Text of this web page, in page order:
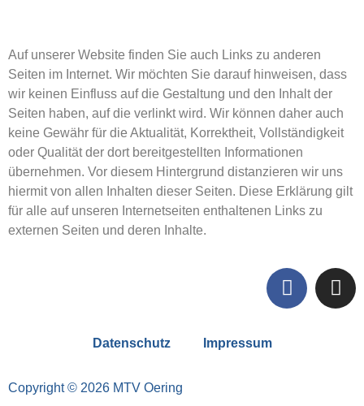
Auf unserer Website finden Sie auch Links zu anderen
Seiten im Internet. Wir möchten Sie darauf hinweisen, dass
wir keinen Einfluss auf die Gestaltung und den Inhalt der
Seiten haben, auf die verlinkt wird. Wir können daher auch
keine Gewähr für die Aktualität, Korrektheit, Vollständigkeit
oder Qualität der dort bereitgestellten Informationen
übernehmen. Vor diesem Hintergrund distanzieren wir uns
hiermit von allen Inhalten dieser Seiten. Diese Erklärung gilt
für alle auf unseren Internetseiten enthaltenen Links zu
externen Seiten und deren Inhalte.
Copyright © 2026 MTV Oering
Datenschutz Impressum